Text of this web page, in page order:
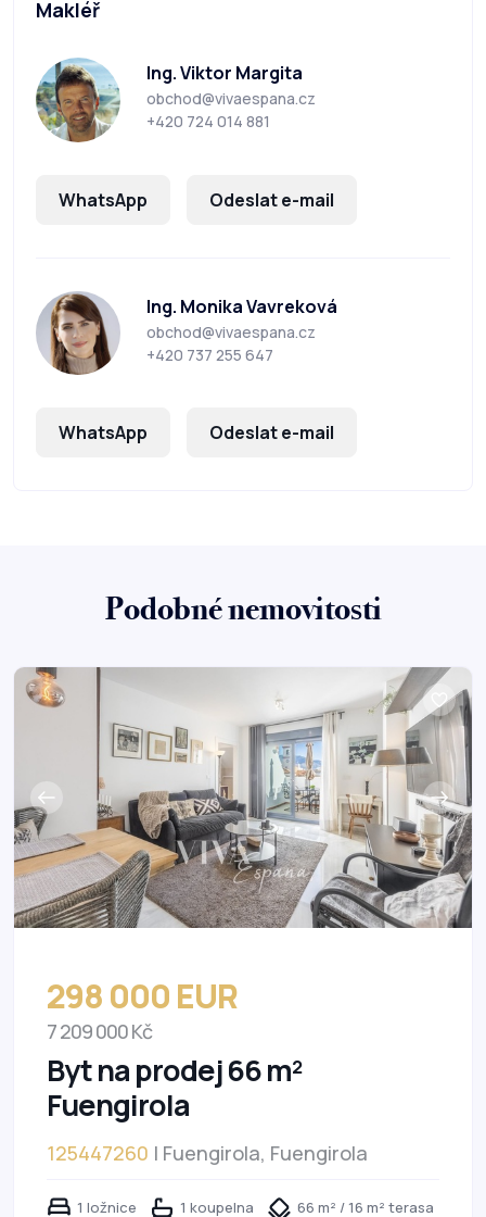
Makléř
Ing. Viktor Margita
obchod@vivaespana.cz
+420 724 014 881
WhatsApp Odeslat e-mail
Ing. Monika Vavreková
obchod@vivaespana.cz
+420 737 255 647
WhatsApp Odeslat e-mail
Podobné nemovitosti
298 000 EUR
7 209 000 Kč
Byt na prodej 66 m²
Fuengirola
125447260 | Fuengirola, Fuengirola
1 ložnice 1 koupelna 66 m² / 16 m² terasa